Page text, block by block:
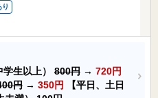
学生以上） 800円 → 720円
円 → 350円
【平日、土日